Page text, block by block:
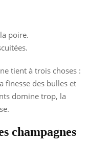
poire.
tient à trois choses :
finesse des bulles et
domine trop, la
champagnes